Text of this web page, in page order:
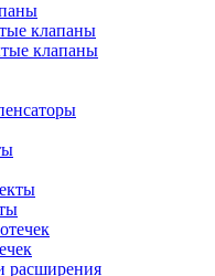
клапаны
клапаны